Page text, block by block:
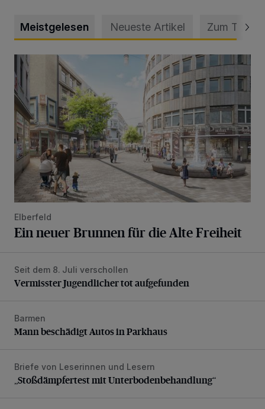
Meistgelesen Neueste Artikel Zum Thema
Ein neuer Brunnen für die Alte Freiheit
Elberfeld
Ein neuer Brunnen für die Alte Freiheit
Vermisster Jugendlicher tot aufgefunden
Seit dem 8. Juli verschollen
Vermisster Jugendlicher tot aufgefunden
Mann beschädigt Autos in Parkhaus
Barmen
Mann beschädigt Autos in Parkhaus
„Stoßdämpfertest mit Unterbodenbehandlung“
Briefe von Leserinnen und Lesern
„Stoßdämpfertest mit Unterbodenbehandlung“